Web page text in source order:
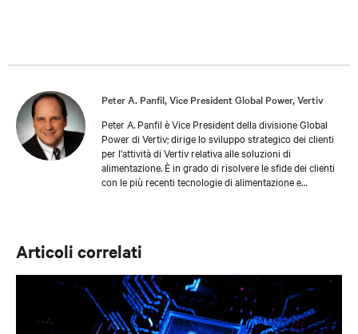
Peter A. Panfil, Vice President Global Power, Vertiv
Peter A. Panfil è Vice President della divisione Global
Power di Vertiv; dirige lo sviluppo strategico dei clienti
per l'attività di Vertiv relativa alle soluzioni di
alimentazione. È in grado di risolvere le sfide dei clienti
con le più recenti tecnologie di alimentazione e
posizioni dirigenziali tra cui VP Engineering e VP/GM
Spesso partecipa come relatore o presentatore a fiere di
settore, conferenze e comunicati destinati ai media per il
settore dell'IT, delle strutture e dell'ingegneria.
Articoli correlati